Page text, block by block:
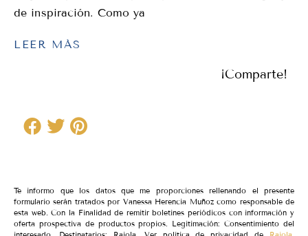
de inspiración. Como ya
LEER MÁS
¡Comparte!
Te informo que los datos que me proporciones rellenando el presente
formulario serán tratados por Vanessa Herencia Muñoz como responsable de
esta web. Con la Finalidad de remitir boletines periódicos con información y
oferta prospectiva de productos propios. Legitimación: Consentimiento del